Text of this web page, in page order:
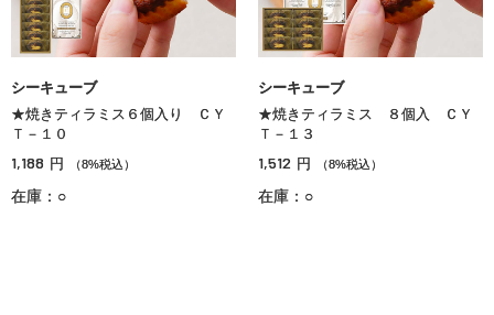
シーキューブ
★焼きティラミス６個入り ＣＹ
Ｔ－１０
1,188 円 （8%税込）
在庫：○
シーキューブ
★焼きティラミス ８個入 ＣＹ
Ｔ－１３
1,512 円 （8%税込）
在庫：○